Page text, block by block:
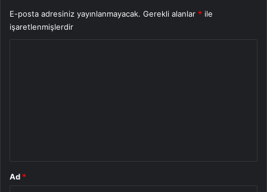
E-posta adresiniz yayınlanmayacak. Gerekli alanlar * ile
işaretlenmişlerdir
Ad *